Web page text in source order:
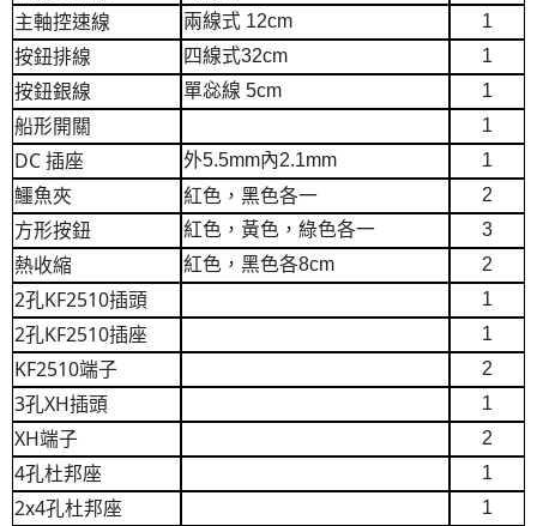
主軸控速線 兩線式 12cm 1
按鈕排線 四線式32cm 1
按鈕銀線 單惢線 5cm 1
船形開關 1
DC 插座 外5.5mm內2.1mm 1
鱷魚夾 紅色，黑色各一 2
方形按鈕 紅色，黃色，綠色各一 3
熱收縮 紅色，黑色各8cm 2
2孔KF2510插頭 1
2孔KF2510插座 1
KF2510端子 2
3孔XH插頭 1
XH端子 2
4孔杜邦座 1
2x4孔杜邦座 1